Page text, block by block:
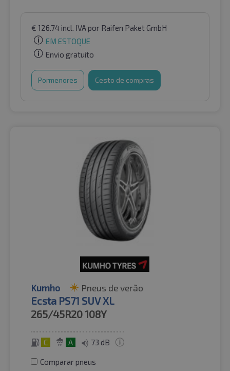
€ 126.74incl. IVApor Raifen Paket GmbH
EM ESTOQUE
Envio gratuito
Pormenores Cesto de compras
Kumho Pneus de verão
Ecsta PS71 SUV XL
265/45R20108Y
C A 73 dB
Comparar pneus